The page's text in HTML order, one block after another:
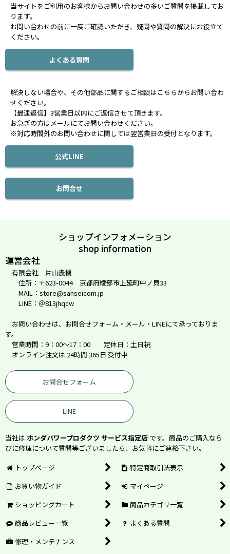
当サイトをご利用のお客様からお問い合わせの多いご質問を掲載してお
ります。
お問い合わせの前に一度ご確認いただき、疑問や質問の解決にお役立て
ください。
よくある質問
解決しない場合や、その他部品に関するご相談はこちらからお問い合わ
せください。
【最速返信】3営業日以内にご返信させて頂きます。
お急ぎの方はメールにてお問い合わせください。
※対応時間外のお問い合わせに関しては翌営業日の受付となります。
公式LINE
お問合せ
ショップインフォメーション
shop information
運営会社
有限会社 片山農機
住所：〒623-0044 京都府綾部市上延町中ノ貝33
MAIL：store@sanseicom.jp
LINE：＠813jhqcw
お問い合わせは、お問合せフォーム・メール・LINEにて承っておりま
す。
営業時間：9：00～17：00 定休日：土日祝
オンライン注文は 24時間 365日 受付中
お問合せフォーム
LINE
当社は ホンダパワープロダクツ サービス指定店 です。商品のご購入なら
びに修理について質問等ございましたら、お気軽にご連絡下さい。
トップページ
特定商取引法表示
お買い物ガイド
マイページ
ショッピングカート
商品カテゴリ一覧
商品レビュー一覧
よくある質問
修理・メンテナンス